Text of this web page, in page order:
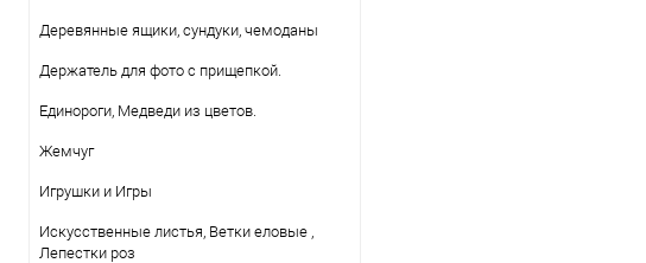
Деревянные ящики, сундуки, чемоданы
Держатель для фото с прищепкой.
Единороги, Медведи из цветов.
Жемчуг
Игрушки и Игры
Искусственные листья, Ветки еловые ,
Лепестки роз